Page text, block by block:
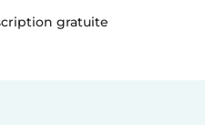
gratuite